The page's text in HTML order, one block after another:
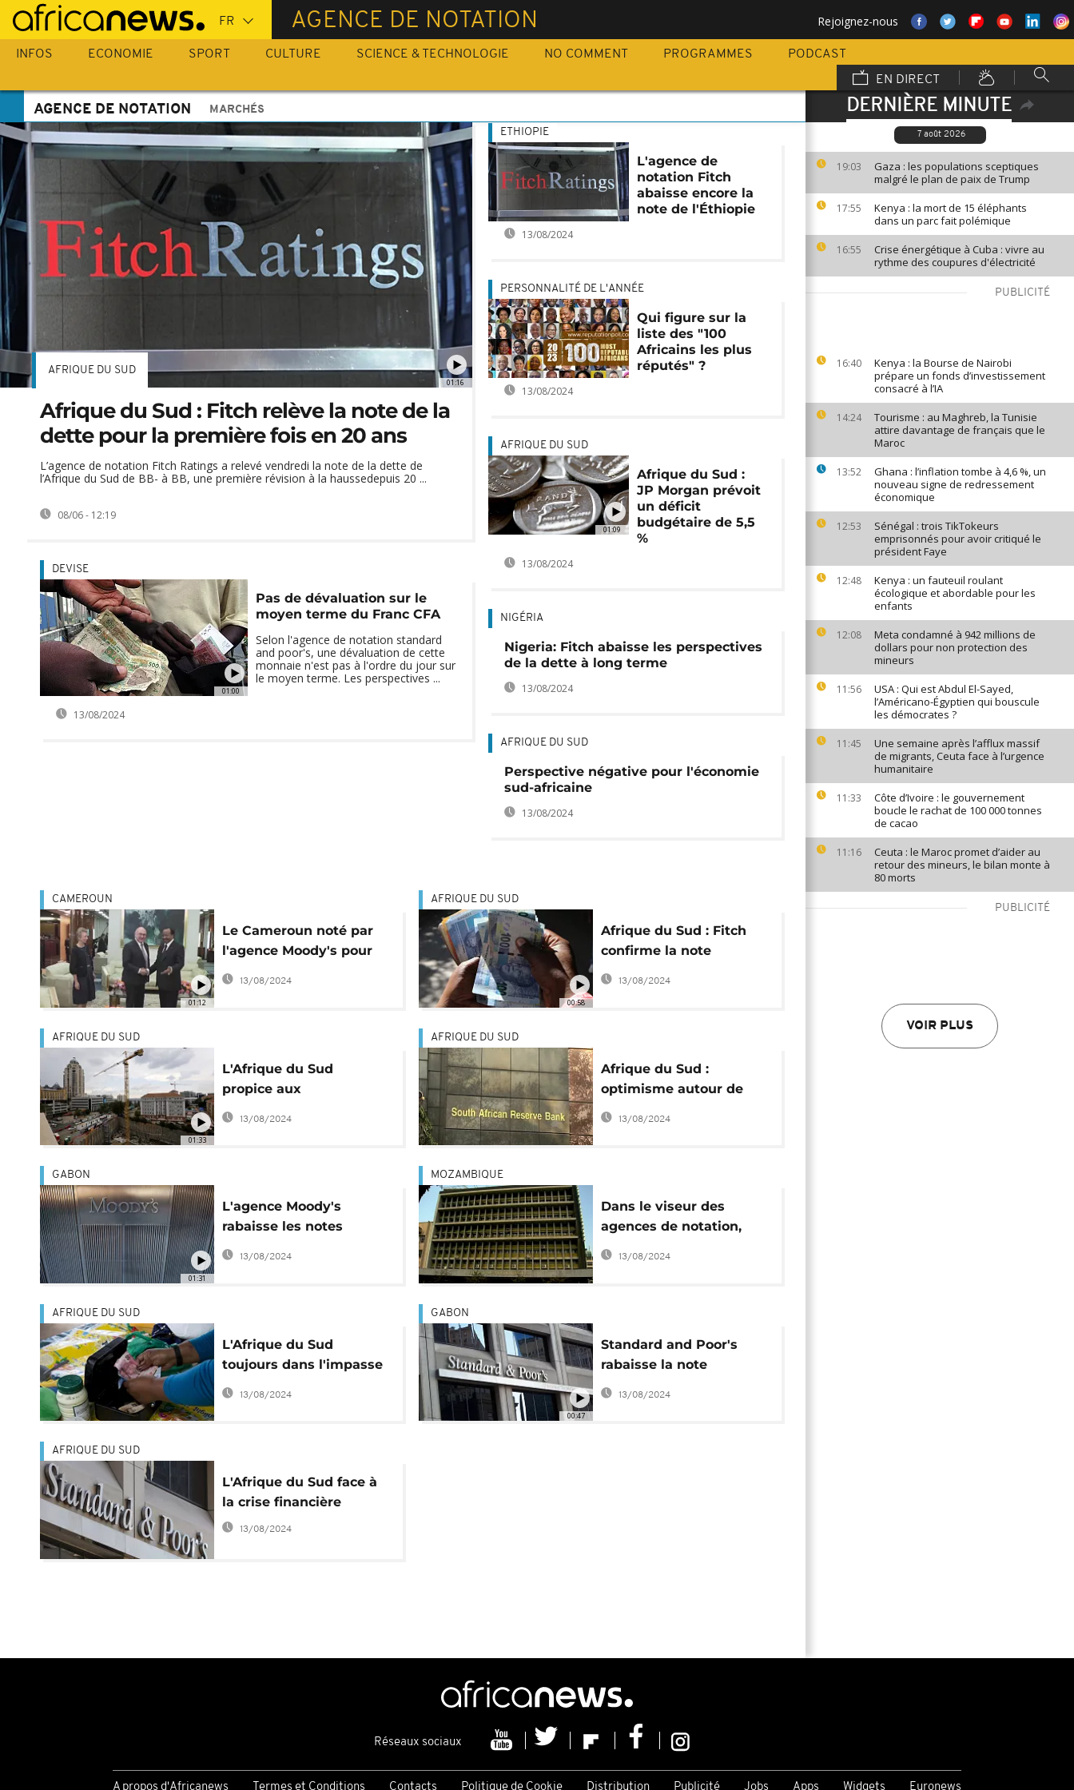
Passer
au
contenu
AGENCE DE NOTATION Rejoignez-nous
INFOS ECONOMIE SPORT CULTURE SCIENCE & TECHNOLOGIE NO COMMENT PROGRAMMES
PODCAST
EN DIRECT
DERNIÈRE MINUTE
7 août 2026
19:03
Gaza : les populations sceptiques
malgré le plan de paix de Trump
17:55
Kenya : la mort de 15 éléphants
dans un parc fait polémique
16:55
Crise énergétique à Cuba : vivre au
rythme des coupures d'électricité
PUBLICITÉ
16:40
Kenya : la Bourse de Nairobi
prépare un fonds d’investissement
consacré à l’IA
14:24
Tourisme : au Maghreb, la Tunisie
attire davantage de français que le
Maroc
13:52
Ghana : l’inflation tombe à 4,6 %, un
nouveau signe de redressement
économique
12:53
Sénégal : trois TikTokeurs
emprisonnés pour avoir critiqué le
président Faye
12:48
Kenya : un fauteuil roulant
écologique et abordable pour les
enfants
12:08
Meta condamné à 942 millions de
dollars pour non protection des
mineurs
11:56
USA : Qui est Abdul El-Sayed,
l’Américano-Égyptien qui bouscule
les démocrates ?
11:45
Une semaine après l’afflux massif
de migrants, Ceuta face à l’urgence
humanitaire
11:33
Côte d’Ivoire : le gouvernement
boucle le rachat de 100 000 tonnes
de cacao
11:16
Ceuta : le Maroc promet d’aider au
retour des mineurs, le bilan monte à
80 morts
PUBLICITÉ
VOIR PLUS
AGENCE DE NOTATION MARCHÉS
01:16
AFRIQUE DU SUD
Afrique du Sud : Fitch relève la note de la
dette pour la première fois en 20 ans
L’agence de notation Fitch Ratings a relevé vendredi la note de la dette de
l’Afrique du Sud de BB- à BB, une première révision à la haussedepuis 20 ...
08/06 - 12:19
01:00
DEVISE
Pas de dévaluation sur le
moyen terme du Franc CFA
Selon l'agence de notation standard
and poor's, une dévaluation de cette
monnaie n'est pas à l'ordre du jour sur
le moyen terme. Les perspectives ...
13/08/2024
ETHIOPIE
L'agence de
notation Fitch
abaisse encore la
note de l'Éthiopie
13/08/2024
PERSONNALITÉ DE L'ANNÉE
Qui figure sur la
liste des "100
Africains les plus
réputés" ?
13/08/2024
01:09
AFRIQUE DU SUD
Afrique du Sud :
JP Morgan prévoit
un déficit
budgétaire de 5,5
%
13/08/2024
NIGÉRIA
Nigeria: Fitch abaisse les perspectives
de la dette à long terme
13/08/2024
AFRIQUE DU SUD
Perspective négative pour l'économie
sud-africaine
13/08/2024
01:12
CAMEROUN
Le Cameroun noté par
l'agence Moody's pour
la première fois
13/08/2024
00:58
AFRIQUE DU SUD
Afrique du Sud : Fitch
confirme la note
d'investissement à
triple B-
13/08/2024
01:33
AFRIQUE DU SUD
L'Afrique du Sud
propice aux
investissements
13/08/2024
AFRIQUE DU SUD
Afrique du Sud :
optimisme autour de
l'économie du pays
13/08/2024
01:31
GABON
L'agence Moody's
rabaisse les notes
souveraines du Gabon
et du Congo
13/08/2024
MOZAMBIQUE
Dans le viseur des
agences de notation,
Maputo dévalue sa
monnaie
13/08/2024
AFRIQUE DU SUD
L'Afrique du Sud
toujours dans l'impasse
financière
13/08/2024
00:47
GABON
Standard and Poor's
rabaisse la note
souveraine du Gabon
13/08/2024
AFRIQUE DU SUD
L'Afrique du Sud face à
la crise financière
13/08/2024
Réseaux sociaux
A propos d'Africanews Termes et Conditions Contacts Politique de Cookie Distribution Publicité Jobs Apps Widgets Euronews